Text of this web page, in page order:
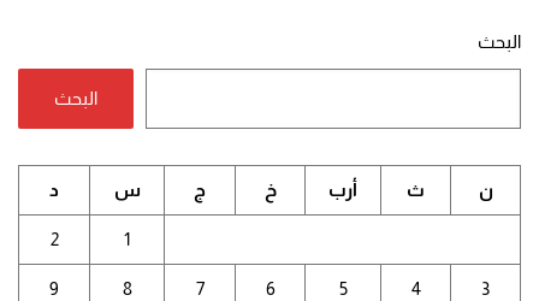
البحث
البحث
ن ث أرب خ ج س د
1
2
3
4
5
6
7
8
9